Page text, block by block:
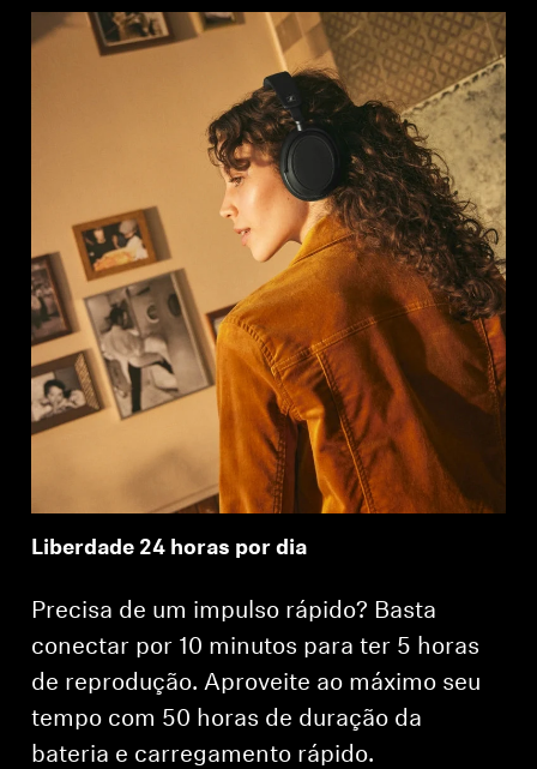
Liberdade 24 horas por dia
Precisa de um impulso rápido? Basta
conectar por 10 minutos para ter 5 horas
de reprodução. Aproveite ao máximo seu
tempo com 50 horas de duração da
bateria e carregamento rápido.